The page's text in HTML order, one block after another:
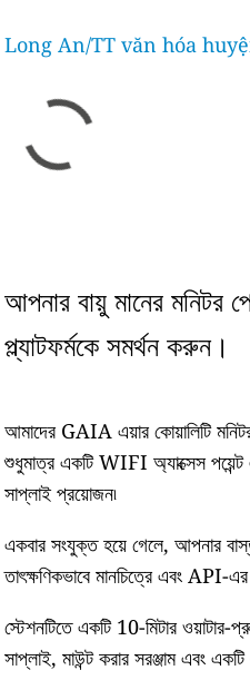
Long An/TT văn hóa
আপনার বায়ু মানের মনিটর
প্ল্যাটফর্মকে সমর্থন করুন।
আমাদের GAIA এয়ার কোয়ালিটি
শুধুমাত্র একটি WIFI অ্যাক্সেস পয়েন্ট
সাপ্লাই প্রয়োজন৷
একবার সংযুক্ত হয়ে গেলে, আপনার
তাৎক্ষণিকভাবে মানচিত্রে এবং API-
স্টেশনটিতে একটি 10-মিটার
সাপ্লাই, মাউন্ট করার সরঞ্জাম এবং